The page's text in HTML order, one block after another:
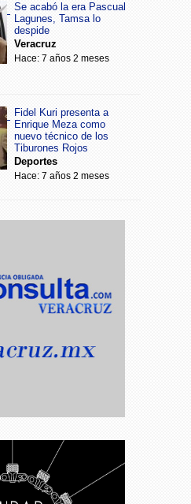
Se acabó la era Pascual
Lagunes, Tamsa lo
despide
Veracruz
Hace: 7 años 2 meses
Fidel Kuri presenta a
Enrique Meza como
nuevo técnico de los
Tiburones Rojos
Deportes
Hace: 7 años 2 meses